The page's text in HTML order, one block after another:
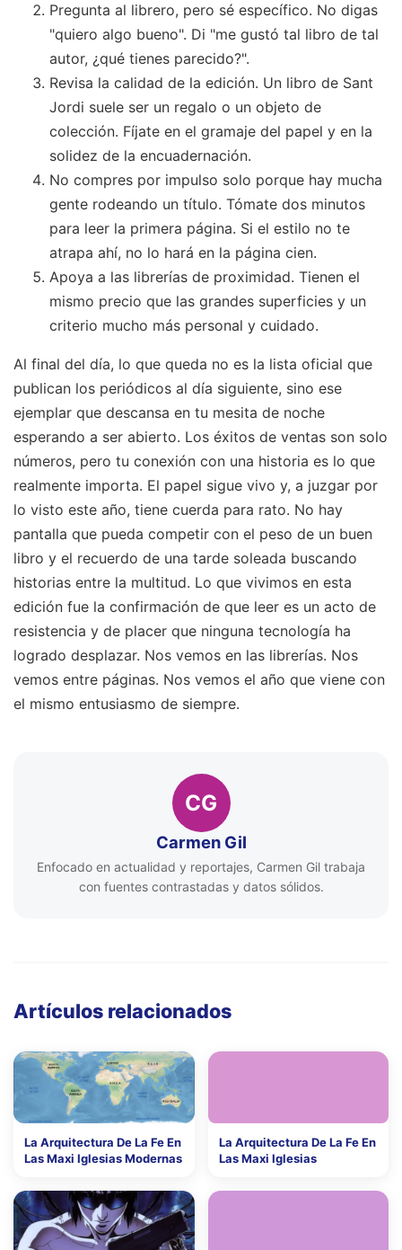
Pregunta al librero, pero sé específico. No digas
"quiero algo bueno". Di "me gustó tal libro de tal
autor, ¿qué tienes parecido?".
Revisa la calidad de la edición. Un libro de Sant
Jordi suele ser un regalo o un objeto de
colección. Fíjate en el gramaje del papel y en la
solidez de la encuadernación.
No compres por impulso solo porque hay mucha
gente rodeando un título. Tómate dos minutos
para leer la primera página. Si el estilo no te
atrapa ahí, no lo hará en la página cien.
Apoya a las librerías de proximidad. Tienen el
mismo precio que las grandes superficies y un
criterio mucho más personal y cuidado.
Al final del día, lo que queda no es la lista oficial que
publican los periódicos al día siguiente, sino ese
ejemplar que descansa en tu mesita de noche
esperando a ser abierto. Los éxitos de ventas son solo
números, pero tu conexión con una historia es lo que
realmente importa. El papel sigue vivo y, a juzgar por
lo visto este año, tiene cuerda para rato. No hay
pantalla que pueda competir con el peso de un buen
libro y el recuerdo de una tarde soleada buscando
historias entre la multitud. Lo que vivimos en esta
edición fue la confirmación de que leer es un acto de
resistencia y de placer que ninguna tecnología ha
logrado desplazar. Nos vemos en las librerías. Nos
vemos entre páginas. Nos vemos el año que viene con
el mismo entusiasmo de siempre.
CG
Carmen Gil
Enfocado en actualidad y reportajes, Carmen Gil trabaja
con fuentes contrastadas y datos sólidos.
Artículos relacionados
La Arquitectura De La Fe En
Las Maxi Iglesias Modernas
La Arquitectura De La Fe En
Las Maxi Iglesias